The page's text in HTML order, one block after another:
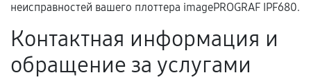
Если комплектующие куплены
самостоятельно
неисправностей вашего плоттера imagePROGRAF IPF680.
Контактная информация и
обращение за услугами